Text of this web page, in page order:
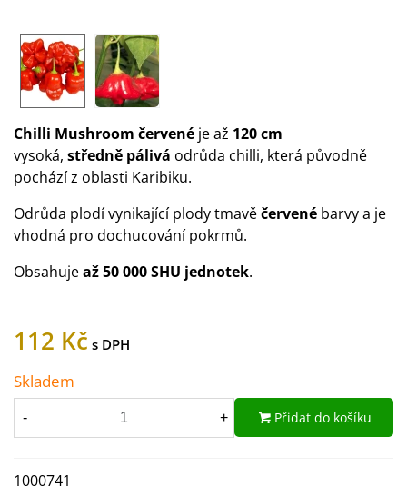
Chilli Mushroom červené je až 120 cm
vysoká, středně pálivá odrůda chilli, která původně
pochází z oblasti Karibiku.
Odrůda plodí vynikající plody tmavěčervené barvy a je
vhodná pro dochucování pokrmů.
Obsahujeaž 50 000 SHU jednotek.
112 Kč
Skladem
- + Přidat do košíku
1000741